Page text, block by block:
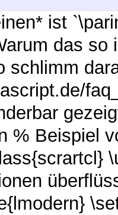
ist
das
schlimm
% Beispiel